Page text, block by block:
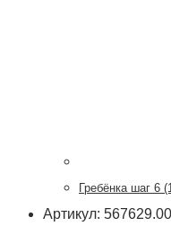
Гребёнка шаг 6
Артикул: